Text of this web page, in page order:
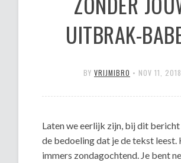
UITBRAK-
BY VRIJMIBRO • NOV 11, 2018
Laten we eerlijk zijn, bij dit
de bedoeling dat je de tekst leest.
immers zondagochtend. Je bent